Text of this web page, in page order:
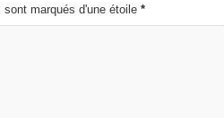
marqués d'une étoile *